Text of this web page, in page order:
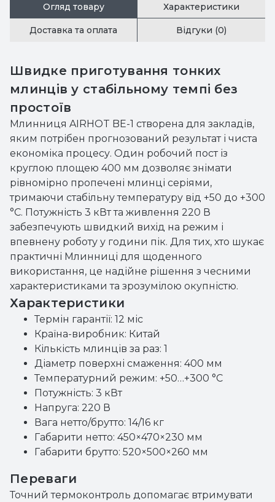
Огляд товару Характеристики
Доставка та оплата Відгуки (0)
Швидке приготування тонких
млинців у стабільному темпі без
простоїв
Млинниця AIRHOT BE-1 створена для закладів,
яким потрібен прогнозований результат і чиста
економіка процесу. Один робочий пост із
круглою площею 400 мм дозволяє знімати
рівномірно пропечені млинці серіями,
тримаючи стабільну температуру від +50 до +300
°C. Потужність 3 кВт та живлення 220 В
забезпечують швидкий вихід на режим і
впевнену роботу у години пік. Для тих, хто шукає
практичні Млинниці для щоденного
використання, це надійне рішення з чесними
характеристиками та зрозумілою окупністю.
Характеристики
Термін гарантії: 12 міс
Країна-виробник: Китай
Кількість млинців за раз: 1
Діаметр поверхні смаження: 400 мм
Температурний режим: +50…+300 °C
Потужність: 3 кВт
Напруга: 220 В
Вага нетто/брутто: 14/16 кг
Габарити нетто: 450×470×230 мм
Габарити брутто: 520×500×260 мм
Переваги
Точний термоконтроль допомагає втримувати